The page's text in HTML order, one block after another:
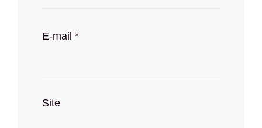
E-mail *
Site